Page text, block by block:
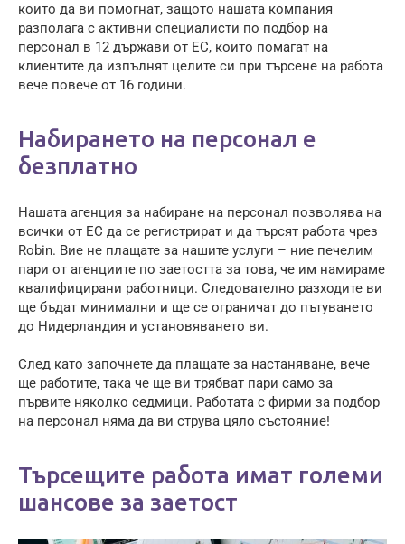
които да ви помогнат, защото нашата компания
разполага с активни специалисти по подбор на
персонал в 12 държави от ЕС, които помагат на
клиентите да изпълнят целите си при търсене на работа
вече повече от 16 години.
Набирането на персонал е
безплатно
Нашата агенция за набиране на персонал позволява на
всички от ЕС да се регистрират и да търсят работа чрез
Robin. Вие не плащате за нашите услуги – ние печелим
пари от агенциите по заетостта за това, че им намираме
квалифицирани работници. Следователно разходите ви
ще бъдат минимални и ще се ограничат до пътуването
до Нидерландия и установяването ви.
След като започнете да плащате за настаняване, вече
ще работите, така че ще ви трябват пари само за
първите няколко седмици. Работата с фирми за подбор
на персонал няма да ви струва цяло състояние!
Търсещите работа имат големи
шансове за заетост